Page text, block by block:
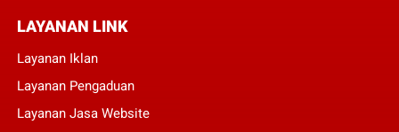
LAYANAN LINK
Layanan Iklan
Layanan Pengaduan
Layanan Jasa Website